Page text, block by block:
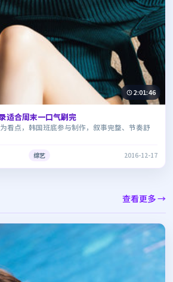
2:01:46
适合周末一口气刷完
看点，韩国班底参与制作，叙事完整、节奏舒
综艺 2016-12-17
查看更多 →